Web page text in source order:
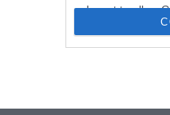
I want to allow